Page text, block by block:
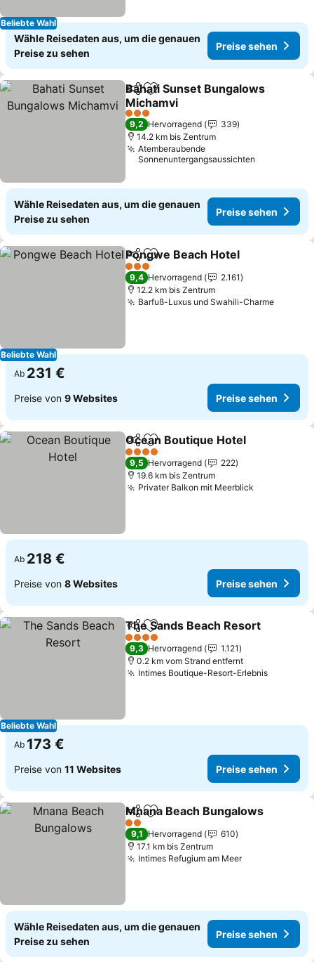
Beliebte Wahl
Wähle Reisedaten aus, um die genauen
Preise zu sehen
Preise sehen
TeilenZu Favoriten hinzufügen
Bahati Sunset Bungalows
Michamvi
Preise sehen
3 Sterne
9,2 Hervorragend
339
14.2 km bis Zentrum
Atemberaubende
Sonnenuntergangsaussichten
Wähle Reisedaten aus, um die genauen
Preise zu sehen
Preise sehen
Beliebte Wahl
TeilenZu Favoriten hinzufügen
Pongwe Beach Hotel
3 Sterne
9,4 Hervorragend
2.161
12.2 km bis Zentrum
Barfuß-Luxus und Swahili-CharmePreise
Ab 231 €
Preise von 9 Websites Preise sehen
TeilenZu Favoriten hinzufügen
Ocean Boutique Hotel
4 Sterne
9,5 Hervorragend
222
19.6 km bis Zentrum
Privater Balkon mit Meerblick
Ab 218 €
Preise von 8 Websites Preise sehen
Beliebte Wahl
TeilenZu Favoriten hinzufügen
The Sands Beach Resort
4 Sterne
9,3 Hervorragend
1.121
0.2 km vom Strand entfernt
Intimes Boutique-Resort-ErlebnisPreise
Ab 173 €
Preise von 11 Websites Preise sehen
TeilenZu Favoriten hinzufügen
Mnana Beach Bungalows
2 Sterne
9,1 Hervorragend
610
17.1 km bis Zentrum
Intimes Refugium am MeerPreise sehen
Wähle Reisedaten aus, um die genauen
Preise zu sehen
Preise sehen